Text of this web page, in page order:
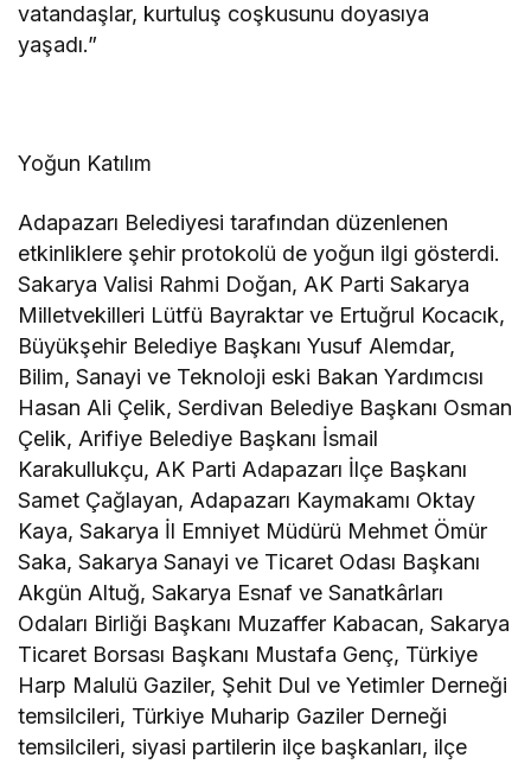
vatandaşlar, kurtuluş coşkusunu doyasıya
yaşadı.”
Yoğun Katılım
Adapazarı Belediyesi tarafından düzenlenen
etkinliklere şehir protokolü de yoğun ilgi gösterdi.
Sakarya Valisi Rahmi Doğan, AK Parti Sakarya
Milletvekilleri Lütfü Bayraktar ve Ertuğrul Kocacık,
Büyükşehir Belediye Başkanı Yusuf Alemdar,
Bilim, Sanayi ve Teknoloji eski Bakan Yardımcısı
Hasan Ali Çelik, Serdivan Belediye Başkanı Osman
Çelik, Arifiye Belediye Başkanı İsmail
Karakullukçu, AK Parti Adapazarı İlçe Başkanı
Samet Çağlayan, Adapazarı Kaymakamı Oktay
Kaya, Sakarya İl Emniyet Müdürü Mehmet Ömür
Saka, Sakarya Sanayi ve Ticaret Odası Başkanı
Akgün Altuğ, Sakarya Esnaf ve Sanatkârları
Odaları Birliği Başkanı Muzaffer Kabacan, Sakarya
Ticaret Borsası Başkanı Mustafa Genç, Türkiye
Harp Malulü Gaziler, Şehit Dul ve Yetimler Derneği
temsilcileri, Türkiye Muharip Gaziler Derneği
temsilcileri, siyasi partilerin ilçe başkanları, ilçe